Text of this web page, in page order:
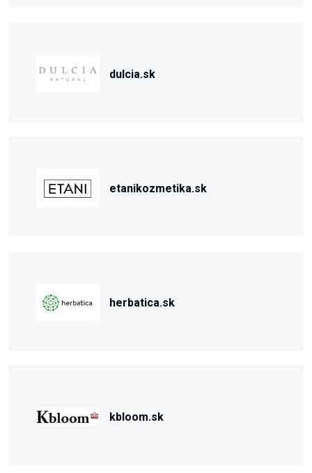
dulcia.sk
etanikozmetika.sk
herbatica.sk
kbloom.sk